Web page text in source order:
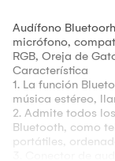
Audífono
micrófono,
RGB, Oreja de
Característica
1. La función
música estéreo,
2. Admite todos
Bluetooth, como
portátiles,